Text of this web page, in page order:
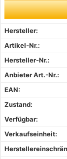
Hersteller:
Artikel-Nr.:
Hersteller-Nr.:
Anbieter Art.-Nr.:
EAN:
Zustand:
Verfügbar:
Verkaufseinheit: